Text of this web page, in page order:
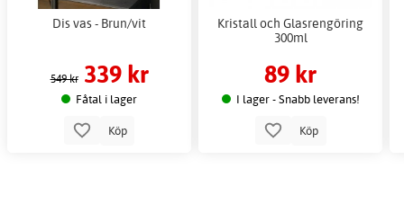
Dis vas - Brun/vit
549 kr 339 kr
Fåtal i lager
Köp
Kristall och Glasrengöring
300ml
89 kr
I lager - Snabb leverans!
Köp